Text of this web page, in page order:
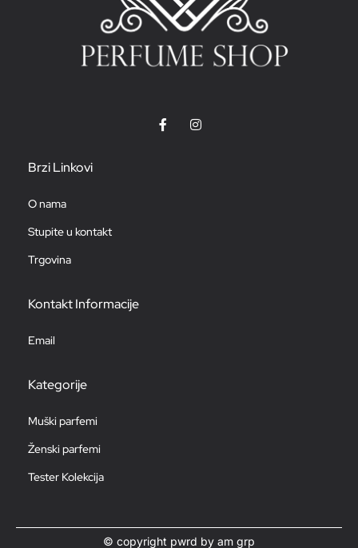
Brzi Linkovi
O nama
Stupite u kontakt
Trgovina
Kontakt Informacije
Email
Kategorije
Muški parfemi
Ženski parfemi
Tester Kolekcija
© copyright pwrd by am grp